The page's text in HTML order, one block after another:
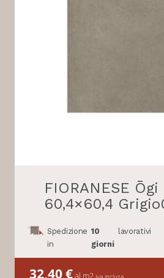
FIORANESE Ōgi
60,4×60,4
Spedizione
in
10
giorni
lavorativi
32,40€al m2 iva inclusa